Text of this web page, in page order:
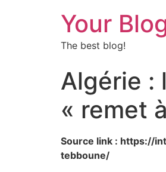
Your
The best blog!
Algérie :
« remet
Source link : https://
tebboune/